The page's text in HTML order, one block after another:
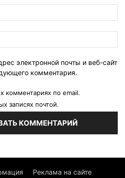
электронной почты и веб-сайт
комментария.
комментариях по email.
записях почтой.
Реклама на сайте